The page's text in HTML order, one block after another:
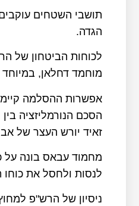
תושבי השטחים
הגדה.
לכוחות הביטחון של
מוחמד דחלאן,
אפשרות ההסלמה
הסכם הנורמליזציה
זאיד יורש העצר של
מחמוד עבאס בונה על
לנסות ולחסל את
ניסיון של הרש"פ